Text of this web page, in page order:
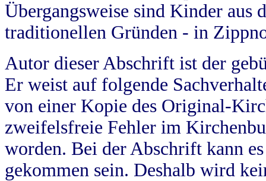
Übergangsweise sind Kinder aus
traditionellen Gründen - in
Autor dieser Abschrift ist der
Er weist auf folgende
von einer Kopie des Original-
zweifelsfreie Fehler im
worden. Bei der Abschrift kann
gekommen sein. Deshalb wird